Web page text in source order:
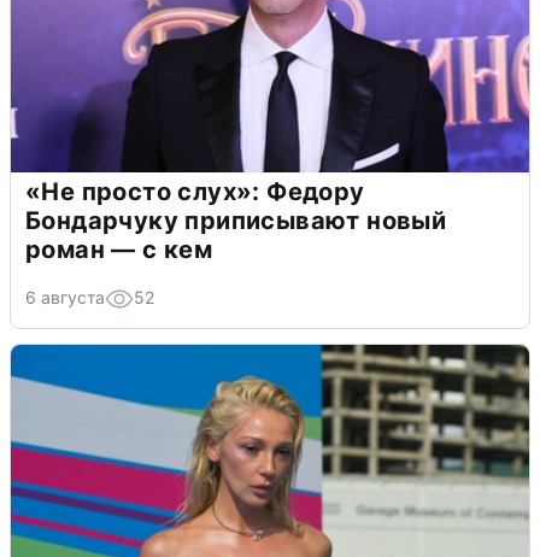
«Не просто слух»: Федору
Бондарчуку приписывают новый
роман — с кем
6 августа 52